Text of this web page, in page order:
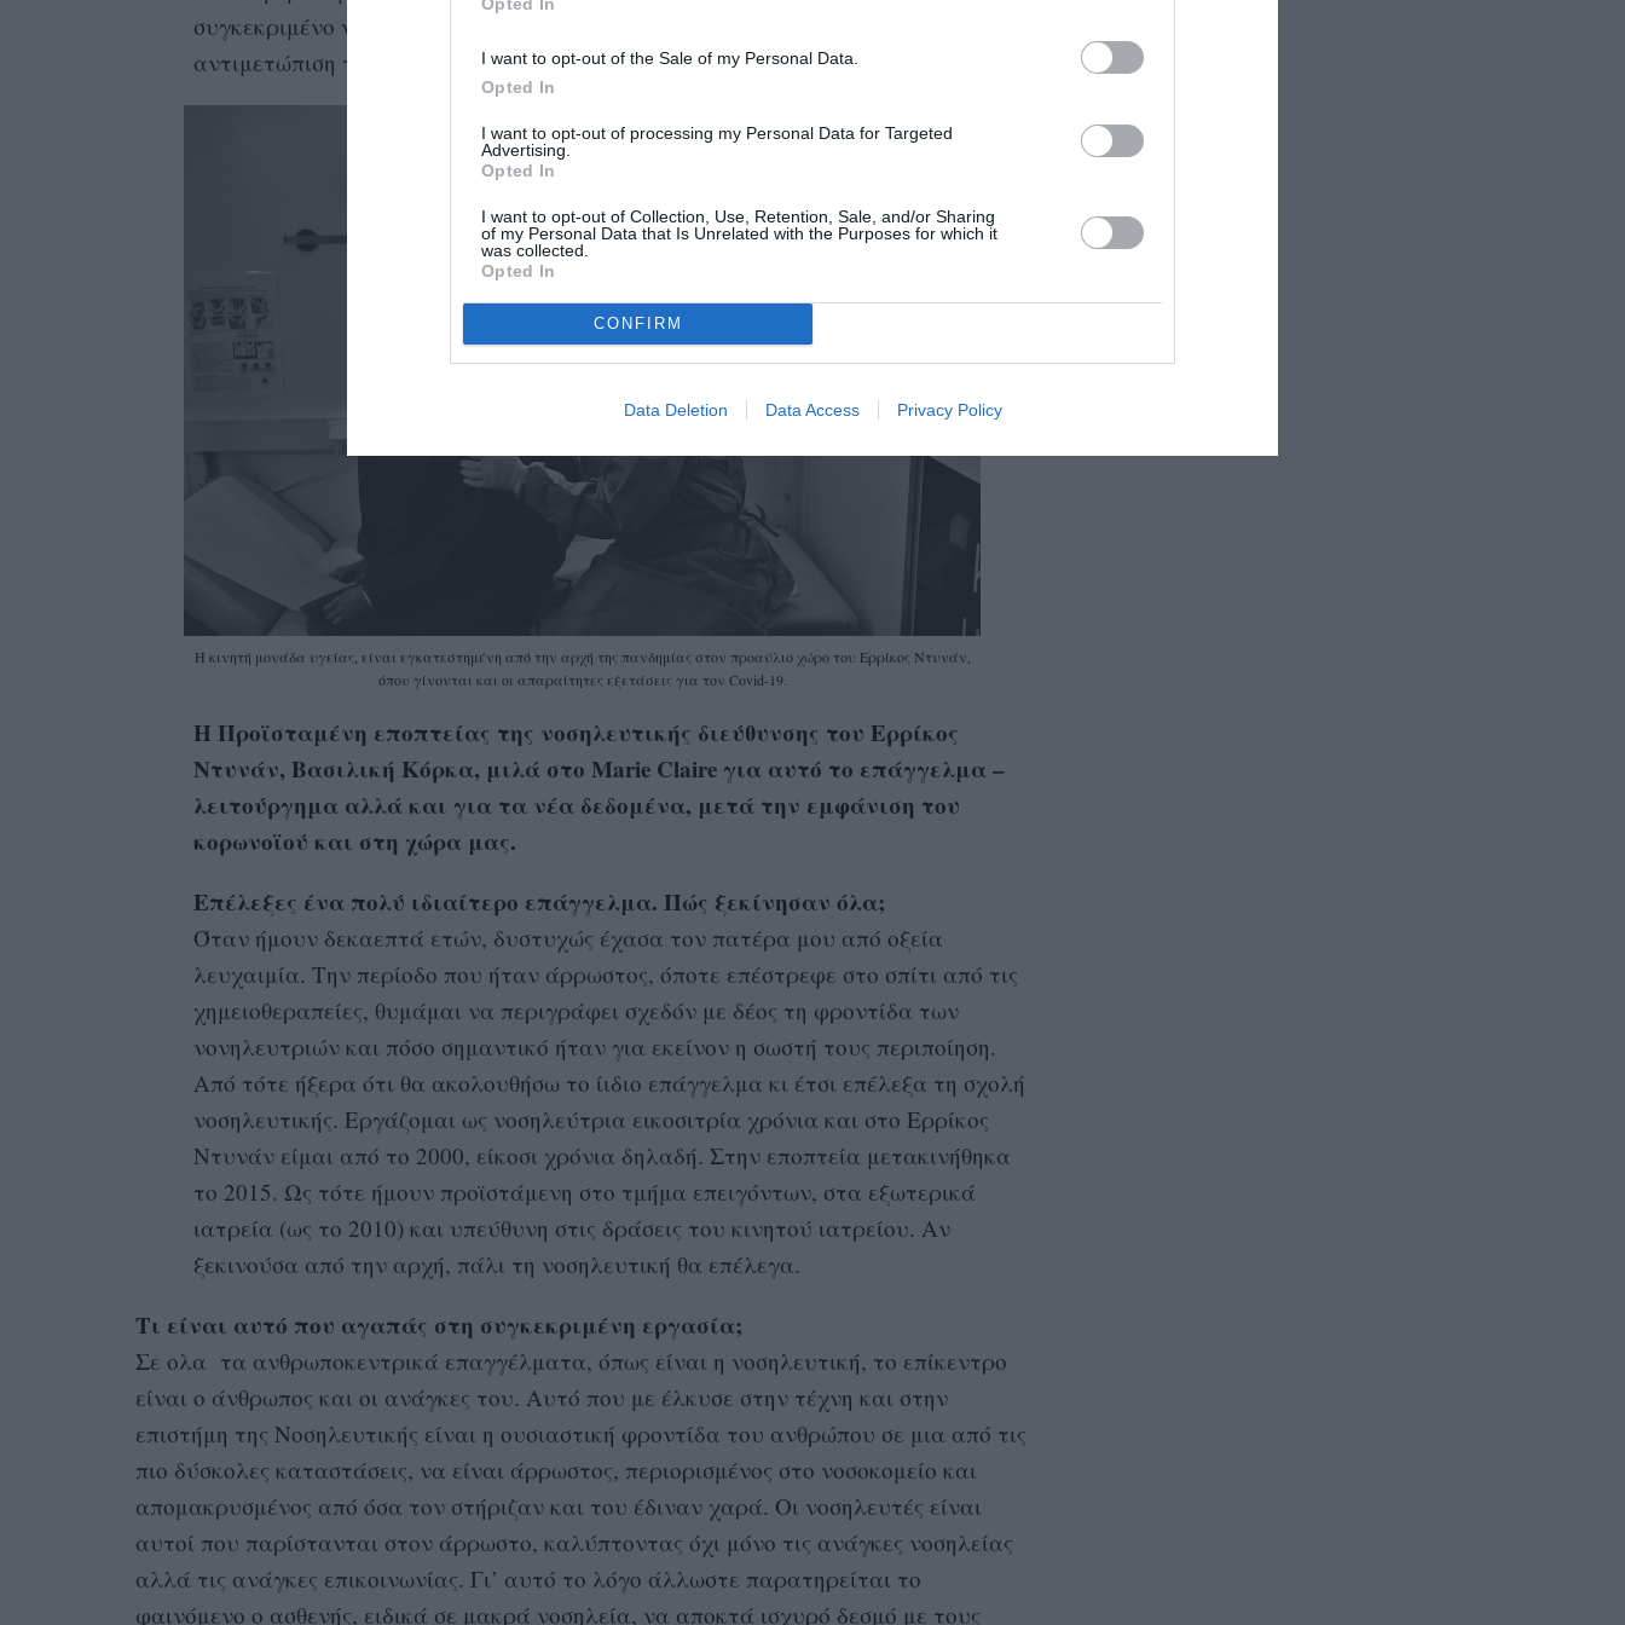
I want to opt-out of the Sale of my Personal Data.
Opted In
I want to opt-out of processing my Personal Data for Targeted
Advertising.
Opted In
I want to opt-out of Collection, Use, Retention, Sale, and/or Sharing
of my Personal Data that Is Unrelated with the Purposes for which it
was collected.
Opted In
CONFIRM
Data Deletion Data Access Privacy Policy
συγκεκριμένο νοσοκομείο, συμμετέχει στη μεγάλη εθνική προσπάθεια για την
αντιμετώπιση της πανδημίας.
H κινητή μονάδα υγείας, είναι εγκατεστημένη από την αρχή της πανδημίας στον προαύλιο χώρο του Ερρίκος Ντυνάν,
όπου γίνονται και οι απαραίτητες εξετάσεις για τον Covid-19.
Η Προϊσταμένη εποπτείας της νοσηλευτικής διεύθυνσης του Ερρίκος
Ντυνάν, Βασιλική Κόρκα, μιλά στο Μarie Claire για αυτό το επάγγελμα –
λειτούργημα αλλά και για τα νέα δεδομένα, μετά την εμφάνιση του
κορωνοϊού και στη χώρα μας.
Επέλεξες ένα πολύ ιδιαίτερο επάγγελμα. Πώς ξεκίνησαν όλα;
Όταν ήμουν δεκαεπτά ετών, δυστυχώς έχασα τον πατέρα μου από οξεία
λευχαιμία. Την περίοδο που ήταν άρρωστος, όποτε επέστρεφε στο σπίτι από τις
χημειοθεραπείες, θυμάμαι να περιγράφει σχεδόν με δέος τη φροντίδα των
νονηλευτριών και πόσο σημαντικό ήταν για εκείνον η σωστή τους περιποίηση.
Από τότε ήξερα ότι θα ακολουθήσω το ίιδιο επάγγελμα κι έτσι επέλεξα τη σχολή
νοσηλευτικής. Eργάζομαι ως νοσηλεύτρια εικοσιτρία χρόνια και στο Ερρίκος
Ντυνάν είμαι από το 2000, είκοσι χρόνια δηλαδή. Στην εποπτεία μετακινήθηκα
το 2015. Ως τότε ήμουν προϊστάμενη στο τμήμα επειγόντων, στα εξωτερικά
ιατρεία (ως το 2010) και υπεύθυνη στις δράσεις του κινητού ιατρείου. Αν
ξεκινούσα από την αρχή, πάλι τη νοσηλευτική θα επέλεγα.
Τι είναι αυτό που αγαπάς στη συγκεκριμένη εργασία;
Σε ολα τα ανθρωποκεντρικά επαγγέλματα, όπως είναι η νοσηλευτική, το επίκεντρο
είναι ο άνθρωπος και οι ανάγκες του. Αυτό που με έλκυσε στην τέχνη και στην
επιστήμη της Νοσηλευτικής είναι η ουσιαστική φροντίδα του ανθρώπου σε μια από τις
πιο δύσκολες καταστάσεις, να είναι άρρωστος, περιορισμένος στο νοσοκομείο και
απομακρυσμένος από όσα τον στήριζαν και του έδιναν χαρά. Οι νοσηλευτές είναι
αυτοί που παρίστανται στον άρρωστο, καλύπτοντας όχι μόνο τις ανάγκες νοσηλείας
αλλά τις ανάγκες επικοινωνίας. Γι’ αυτό το λόγο άλλωστε παρατηρείται το
φαινόμενο ο ασθενής, ειδικά σε μακρά νοσηλεία, να αποκτά ισχυρό δεσμό με τους